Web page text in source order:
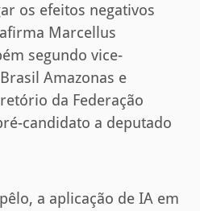
os efeitos negativos
Marcellus
segundo vice-
Amazonas e
da Federação
candidato a deputado
a aplicação de IA em